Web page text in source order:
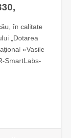
în calitate
„Dotarea
«Vasile
SmartLabs-